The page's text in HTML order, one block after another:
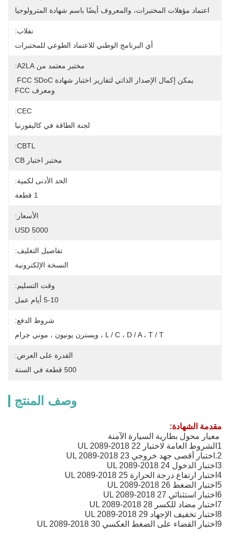
اعتماد مؤهلات المختبرات، والمعروف أيضًا باسم شهادة المترولوجيا
نفلاب:
أي البرنامج الوطني للاعتماد الطوعي للمختبرات
مختبر معتمد من A2LA:
ومعرف FCC
CEC:
لجنة الطاقة في كاليفورنيا
CBTL:
مختبر اختبار CB
الحد الأدنى لكمية:
1 قطعة
الأسعار:
5000 USD
تفاصيل التغليف:
النسخة الإلكترونية
وقت التسليم:
5-10 أيام عمل
شروط الدفع:
L / C ، D / A ، T / T ، ويسترن يونيون ، موني جرام
القدرة على العرض:
500 قطعة في السنة
وصف المنتج
مقدمة الشهادة:
معيار محول بطارية السيارة الآمنة
1الشروط العامة لاختبار UL 2089-2018 22
2.اختبار أقصى جهد خروجي UL 2089-2018 23
3اختبار الدخول UL 2089-2018 24
4اختبار ارتفاع درجة الحرارة UL 2089-2018 25
5اختبار الضغط UL 2089-2018 26
6اختبار استثنائي UL 2089-2018 27
7اختبار مضاد للكسر UL 2089-2018 28
8اختبار تخفيف الإجهاد UL 2089-2018 29
9اختبار القضاء على الضغط العكسي UL 2089-2018 30